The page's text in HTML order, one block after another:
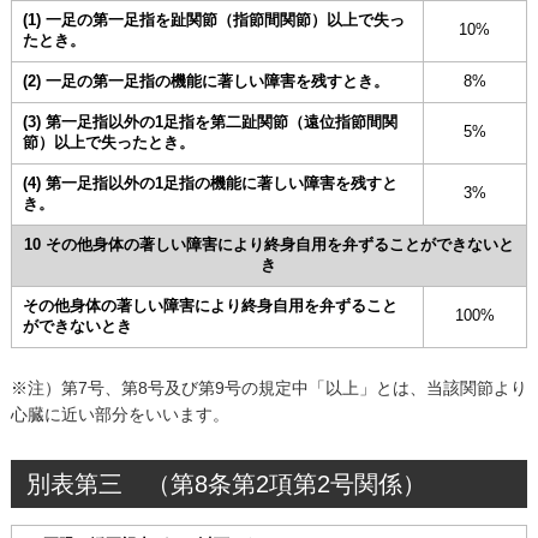
(1) 一足の第一足指を趾関節（指節間関節）以上で失っ
たとき。
10%
(2) 一足の第一足指の機能に著しい障害を残すとき。 8%
(3) 第一足指以外の1足指を第二趾関節（遠位指節間関
節）以上で失ったとき。
5%
(4) 第一足指以外の1足指の機能に著しい障害を残すと
き。
3%
10 その他身体の著しい障害により終身自用を弁ずることができないと
き
その他身体の著しい障害により終身自用を弁ずること
ができないとき
100%
※注）第7号、第8号及び第9号の規定中「以上」とは、当該関節より
心臓に近い部分をいいます。
別表第三 （第8条第2項第2号関係）